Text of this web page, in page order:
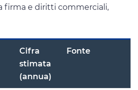
firma e diritti commerciali,
Cifra
stimata
(annua)
Fonte